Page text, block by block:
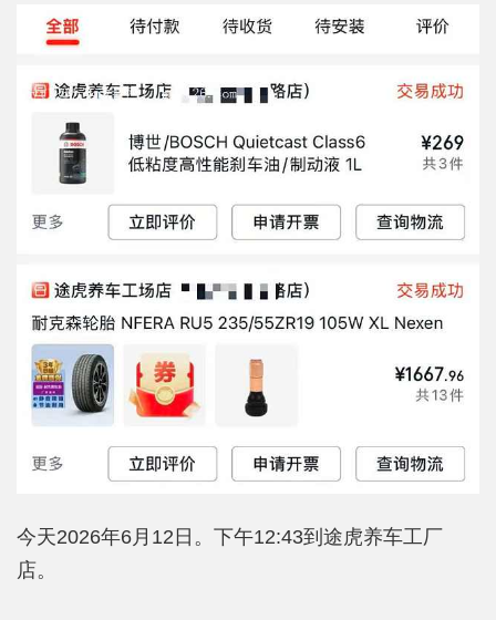
今天2026年6月12日。下午12:43到途虎养车工厂
店。